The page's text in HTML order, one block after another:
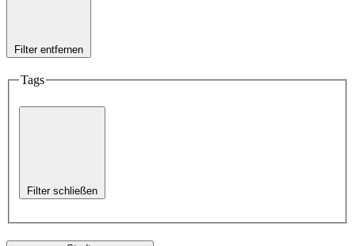
Filter entfernen
Tags
Filter schließen